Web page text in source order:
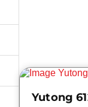
Yutong